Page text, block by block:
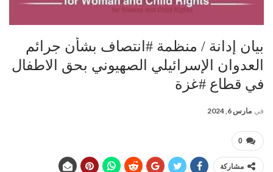
بيان إدانة / منظمة #انتصاف بشأن جرائم
العدوان الإسرائيلي الصهيوني بحق الاطفال
في قطاع #غزة
في مارس 6, 2024
0
مشاركة